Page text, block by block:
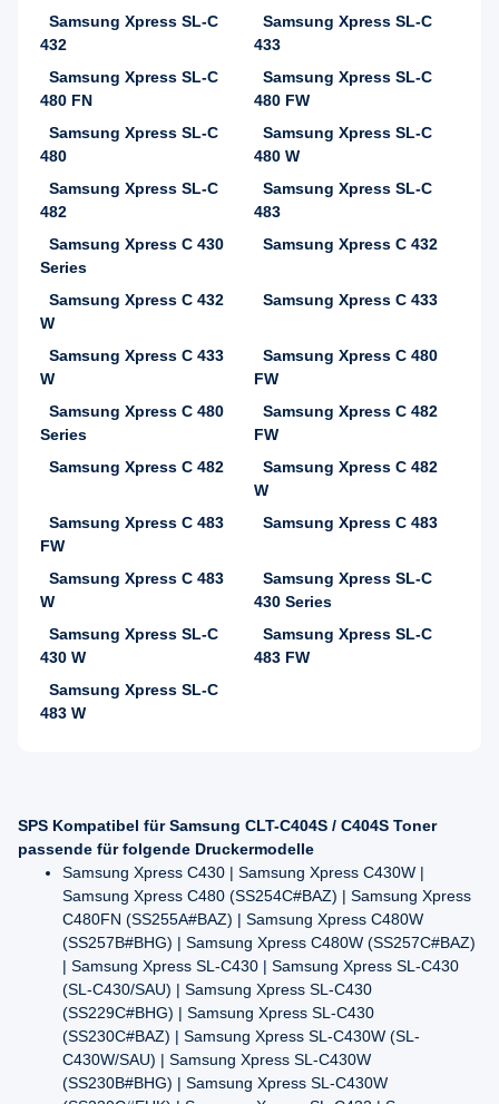
Samsung Xpress SL-C
432
Samsung Xpress SL-C
433
Samsung Xpress SL-C
480 FN
Samsung Xpress SL-C
480 FW
Samsung Xpress SL-C
480
Samsung Xpress SL-C
480 W
Samsung Xpress SL-C
482
Samsung Xpress SL-C
483
Samsung Xpress C 430
Series
Samsung Xpress C 432
Samsung Xpress C 432
W
Samsung Xpress C 433
Samsung Xpress C 433
W
Samsung Xpress C 480
FW
Samsung Xpress C 480
Series
Samsung Xpress C 482
FW
Samsung Xpress C 482
Samsung Xpress C 482
W
Samsung Xpress C 483
FW
Samsung Xpress C 483
Samsung Xpress C 483
W
Samsung Xpress SL-C
430 Series
Samsung Xpress SL-C
430 W
Samsung Xpress SL-C
483 FW
Samsung Xpress SL-C
483 W
SPS Kompatibel für Samsung CLT-C404S / C404S Toner
passende für folgende Druckermodelle
Samsung Xpress C430 | Samsung Xpress C430W |
Samsung Xpress C480 (SS254C#BAZ) | Samsung Xpress
C480FN (SS255A#BAZ) | Samsung Xpress C480W
(SS257B#BHG) | Samsung Xpress C480W (SS257C#BAZ)
| Samsung Xpress SL-C430 | Samsung Xpress SL-C430
(SL-C430/SAU) | Samsung Xpress SL-C430
(SS229C#BHG) | Samsung Xpress SL-C430
(SS230C#BAZ) | Samsung Xpress SL-C430W (SL-
C430W/SAU) | Samsung Xpress SL-C430W
(SS230B#BHG) | Samsung Xpress SL-C430W